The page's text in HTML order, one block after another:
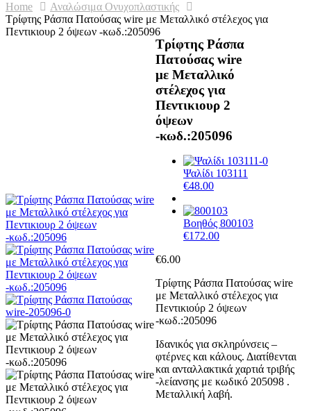
Home
Αναλώσιμα Ονυχοπλαστικής
Τρίφτης Ράσπα Πατούσας wire με Μεταλλικό στέλεχος για
Πεντικιουρ 2 όψεων -κωδ.:205096
Τρίφτης Ράσπα
Πατούσας wire
με Μεταλλικό
στέλεχος για
Πεντικιουρ 2
όψεων
-κωδ.:205096
Ψαλίδι 103111
€48.00
Βοηθός 800103
€172.00
€6.00
Τρίφτης Ράσπα Πατούσας wire
με Μεταλλικό στέλεχος για
Πεντικιούρ 2 όψεων
-κωδ.:205096
Ιδανικός για σκληρύνσεις –
φτέρνες και κάλους. Διατίθενται
και ανταλλακτικά χαρτιά τριβής
-λείανσης με κωδικό 205098 .
Μεταλλική λαβή.